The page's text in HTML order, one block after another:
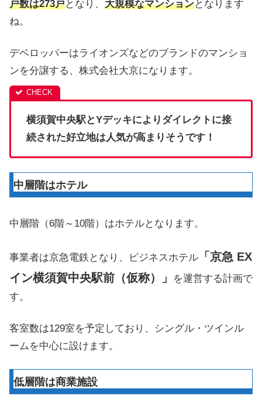
戸数は273戸となり、 大規模なマンションとなります
ね。
デベロッパーはライオンズなどのブランドのマンショ
ンを分譲する、株式会社大京になります。
横須賀中央駅とYデッキによりダイレクトに接
続された好立地は人気が高まりそうです！
中層階はホテル
中層階（6階～10階）はホテルとなります。
事業者は京急電鉄となり、ビジネスホテル 「京急 EX
イン横須賀中央駅前（仮称）」
を運営する計画で
す。
客室数は129室を予定しており、シングル・ツインル
ームを中心に設けます。
低層階は商業施設